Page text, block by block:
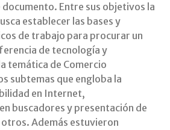
Entre sus objetivos la
establecer las bases y
de trabajo para procurar un
de tecnología y
temática de Comercio
subtemas que engloba la
en Internet,
buscadores y presentación de
Además estuvieron